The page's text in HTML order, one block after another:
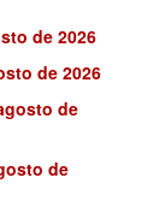
de 2026
de 2026
de
de